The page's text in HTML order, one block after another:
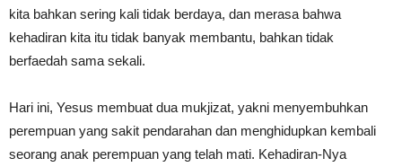
kita bahkan sering kali tidak berdaya, dan merasa bahwa
kehadiran kita itu tidak banyak membantu, bahkan tidak
berfaedah sama sekali.
Hari ini, Yesus membuat dua mukjizat, yakni menyembuhkan
perempuan yang sakit pendarahan dan menghidupkan kembali
seorang anak perempuan yang telah mati. Kehadiran-Nya